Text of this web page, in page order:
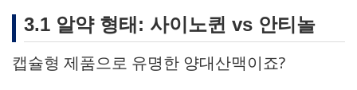
3.1 알약 형태: 사이노퀸 vs 안티놀
캡슐형 제품으로 유명한 양대산맥이죠?